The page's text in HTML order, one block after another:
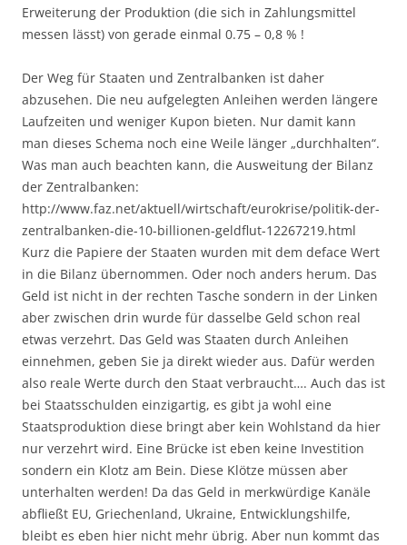
Erweiterung der Produktion (die sich in Zahlungsmittel
messen lässt) von gerade einmal 0.75 – 0,8 % !
Der Weg für Staaten und Zentralbanken ist daher
abzusehen. Die neu aufgelegten Anleihen werden längere
Laufzeiten und weniger Kupon bieten. Nur damit kann
man dieses Schema noch eine Weile länger „durchhalten“.
Was man auch beachten kann, die Ausweitung der Bilanz
der Zentralbanken:
http://www.faz.net/aktuell/wirtschaft/eurokrise/politik-der-
zentralbanken-die-10-billionen-geldflut-12267219.html
Kurz die Papiere der Staaten wurden mit dem deface Wert
in die Bilanz übernommen. Oder noch anders herum. Das
Geld ist nicht in der rechten Tasche sondern in der Linken
aber zwischen drin wurde für dasselbe Geld schon real
etwas verzehrt. Das Geld was Staaten durch Anleihen
einnehmen, geben Sie ja direkt wieder aus. Dafür werden
also reale Werte durch den Staat verbraucht…. Auch das ist
bei Staatsschulden einzigartig, es gibt ja wohl eine
Staatsproduktion diese bringt aber kein Wohlstand da hier
nur verzehrt wird. Eine Brücke ist eben keine Investition
sondern ein Klotz am Bein. Diese Klötze müssen aber
unterhalten werden! Da das Geld in merkwürdige Kanäle
abfließt EU, Griechenland, Ukraine, Entwicklungshilfe,
bleibt es eben hier nicht mehr übrig. Aber nun kommt das